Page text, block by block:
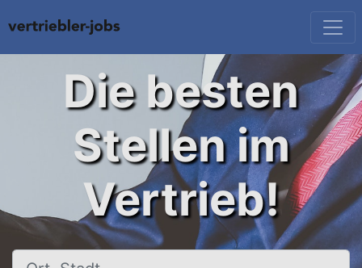
Die besten
Stellen im
Vertrieb!
Ort, Stadt